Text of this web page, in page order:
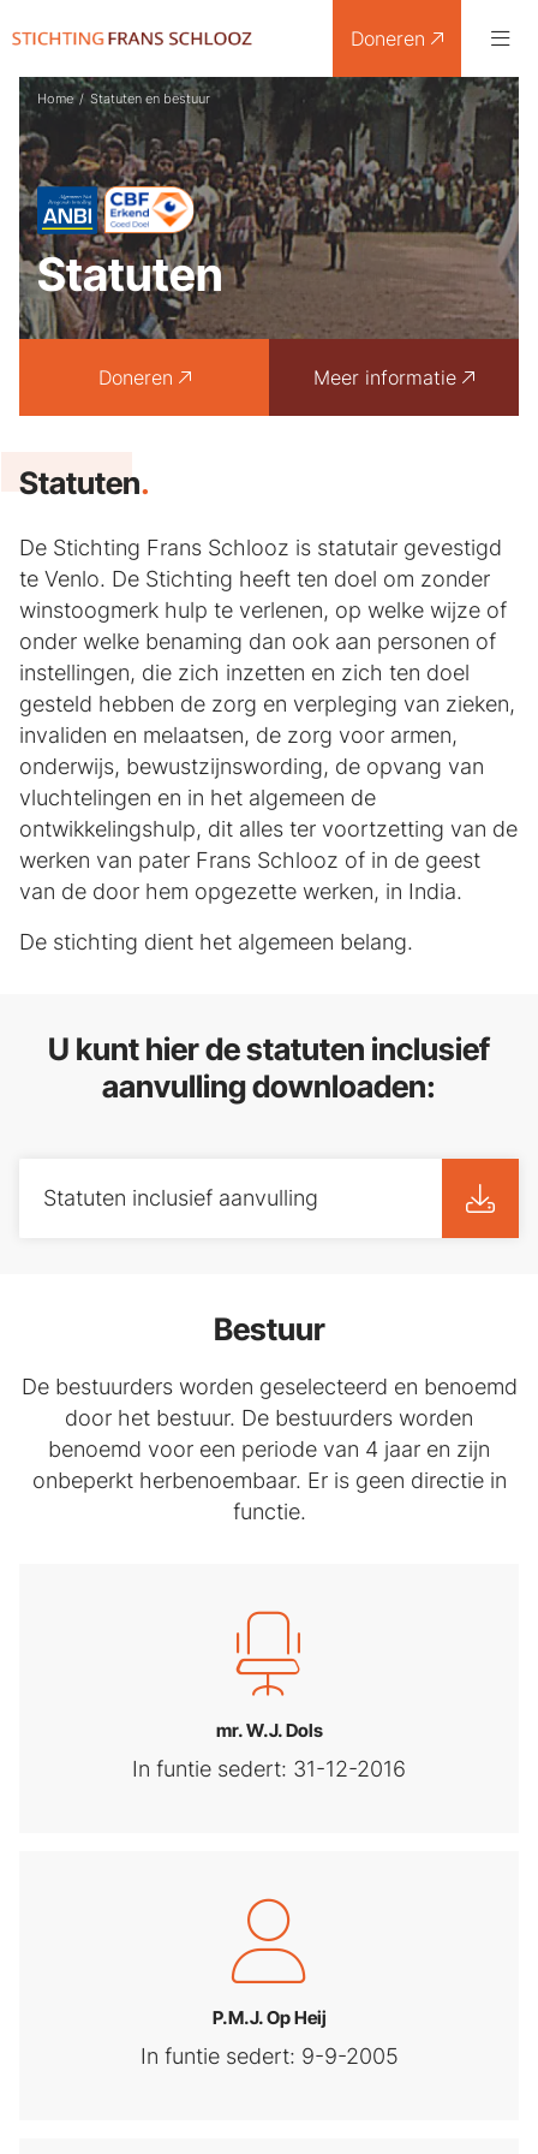
Doneren
Home / Statuten en bestuur
Statuten
Doneren Meer informatie
Statuten.
De Stichting Frans Schlooz is statutair gevestigd
te Venlo. De Stichting heeft ten doel om zonder
winstoogmerk hulp te verlenen, op welke wijze of
onder welke benaming dan ook aan personen of
instellingen, die zich inzetten en zich ten doel
gesteld hebben de zorg en verpleging van zieken,
invaliden en melaatsen, de zorg voor armen,
onderwijs, bewustzijnswording, de opvang van
vluchtelingen en in het algemeen de
ontwikkelingshulp, dit alles ter voortzetting van de
werken van pater Frans Schlooz of in de geest
van de door hem opgezette werken, in India.
De stichting dient het algemeen belang.
U kunt hier de statuten inclusief
aanvulling downloaden:
Statuten inclusief aanvulling
Bestuur
De bestuurders worden geselecteerd en benoemd
door het bestuur. De bestuurders worden
benoemd voor een periode van 4 jaar en zijn
onbeperkt herbenoembaar. Er is geen directie in
functie.
mr. W.J. Dols
In funtie sedert: 31-12-2016
P.M.J. Op Heij
In funtie sedert: 9-9-2005